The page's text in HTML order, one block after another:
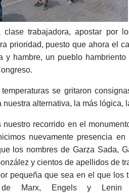
clase trabajadora, apostar por
prioridad, puesto que ahora el
y hambre, un pueblo
se gritaron
nuestra alternativa, la más
recorrido en el monumento
nuevamente presencia
los nombres de Garza Sada,
y cientos de apellidos de
pequeña que sea en el que los
Marx, Engels y Lenin